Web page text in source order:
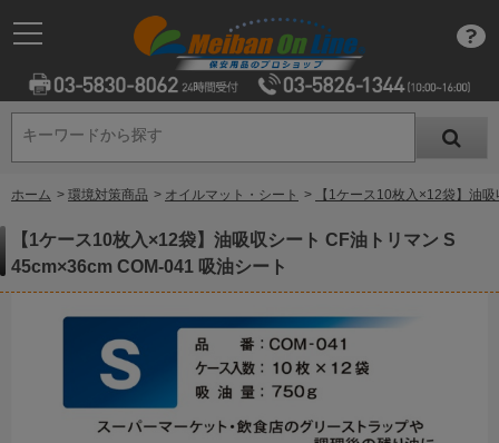
キーワードから探す
キーワードから探す
ホーム > 環境対策商品 > オイルマット・シート > 【1ケース10枚入×12袋】油
【1ケース10枚入×12袋】油吸収シート CF油トリマン S
45cm×36cm COM-041 吸油シート